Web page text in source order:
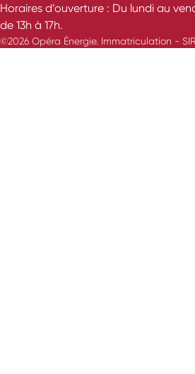
Horaires d’ouverture : Du lundi au
de 13h à 17h.
©2026 Opéra Énergie. Immatriculation -